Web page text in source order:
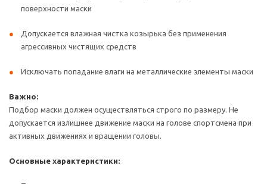
поверхности маски
Допускается влажная чистка козырька без применения
агрессивных чистящих средств
Исключать попадание влаги на металлические элементы маски
Важно:
Подбор маски должен осуществляться строго по размеру. Не
допускается излишнее движение маски на голове спортсмена при
активных движениях и вращении головы.
Основные характеристики: